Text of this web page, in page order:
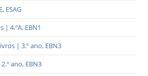
ESAG
| 4.ºA, EBN1
| 3.º ano, EBN3
ano, EBN3